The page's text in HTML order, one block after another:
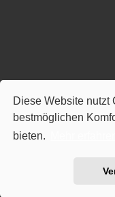
Diese Website nutzt
bestmöglichen
bieten.